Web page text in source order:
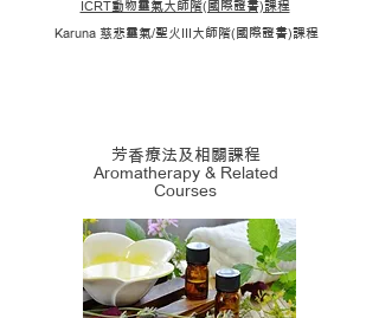
ICRT動物靈氣大師階​(國際證書)課程
Karuna 慈悲靈氣/聖火III大師階(國際證書)課程
芳香療法及相關課程
Aromatherapy & Related
Courses